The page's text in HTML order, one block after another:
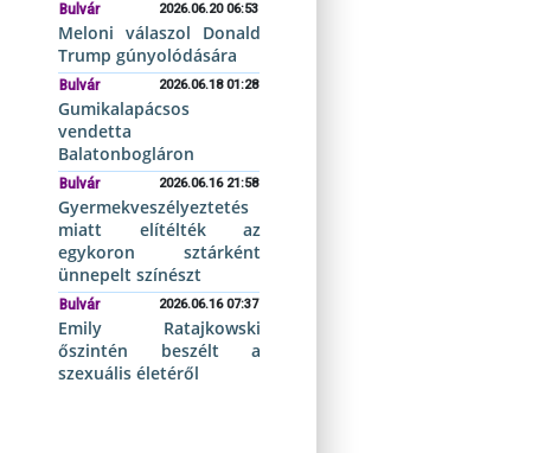
Bulvár 2026.06.20 06:53
Meloni válaszol Donald
Trump gúnyolódására
Bulvár 2026.06.18 01:28
Gumikalapácsos
vendetta
Balatonbogláron
Bulvár 2026.06.16 21:58
Gyermekveszélyeztetés
miatt elítélték az
egykoron sztárként
ünnepelt színészt
Bulvár 2026.06.16 07:37
Emily Ratajkowski
őszintén beszélt a
szexuális életéről